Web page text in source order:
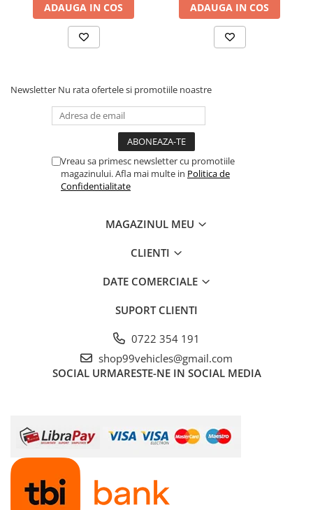
ADAUGA IN COS ADAUGA IN COS
Newsletter Nu rata ofertele si promotiile noastre
Vreau sa primesc newsletter cu promotiile
magazinului. Afla mai multe in Politica de
Confidentialitate
MAGAZINUL MEU
CLIENTI
DATE COMERCIALE
SUPORT CLIENTI
0722 354 191
shop99vehicles@gmail.com
SOCIAL URMARESTE-NE IN SOCIAL MEDIA